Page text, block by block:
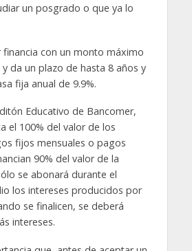
un posgrado o que ya lo
financia con un monto máximo
da un plazo de hasta 8 años y
fija anual de 9.9%.
Educativo de Bancomer,
el 100% del valor de los
fijos mensuales o pagos
90% del valor de la
se abonará durante el
los intereses producidos por
se finalicen, se deberá
intereses.